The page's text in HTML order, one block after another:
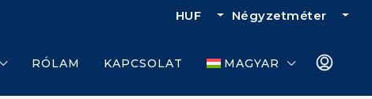
HUF Négyzetméter
RÓLAM KAPCSOLAT MAGYAR